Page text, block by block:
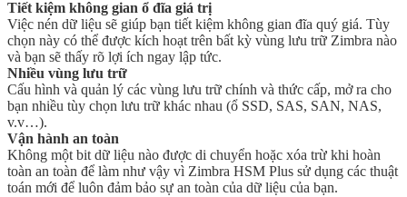
Tiết kiệm không gian ổ đĩa giá trị
Việc nén dữ liệu sẽ giúp bạn tiết kiệm không gian đĩa quý giá. Tùy
chọn này có thể được kích hoạt trên bất kỳ vùng lưu trữ Zimbra nào
và bạn sẽ thấy rõ lợi ích ngay lập tức.
Nhiều vùng lưu trữ
Cấu hình và quản lý các vùng lưu trữ chính và thức cấp, mở ra cho
bạn nhiều tùy chọn lưu trữ khác nhau (ổ SSD, SAS, SAN, NAS,
v.v…).
Vận hành an toàn
Không một bit dữ liệu nào được di chuyển hoặc xóa trừ khi hoàn
toàn an toàn để làm như vậy vì Zimbra HSM Plus sử dụng các thuật
toán mới để luôn đảm bảo sự an toàn của dữ liệu của bạn.